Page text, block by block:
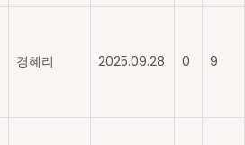
경혜리 2025.09.28 0 9